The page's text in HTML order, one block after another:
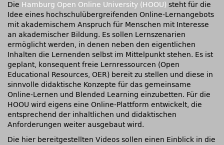
Die Hamburg Open Online University (HOOU) steht für die
Idee eines hochschulübergreifenden Online-Lernangebots
mit akademischem Anspruch für Menschen mit Interesse
an akademischer Bildung. Es sollen Lernszenarien
ermöglicht werden, in denen neben den eigentlichen
Inhalten die Lernenden selbst im Mittelpunkt stehen. Es ist
geplant, konsequent freie Lernressourcen (Open
Educational Resources, OER) bereit zu stellen und diese in
sinnvolle didaktische Konzepte für das gemeinsame
Online-Lernen und Blended Learning einzubetten. Für die
HOOU wird eigens eine Online-Plattform entwickelt, die
entsprechend der inhaltlichen und didaktischen
Anforderungen weiter ausgebaut wird.
Die hier bereitgestellten Videos sollen einen Einblick in die